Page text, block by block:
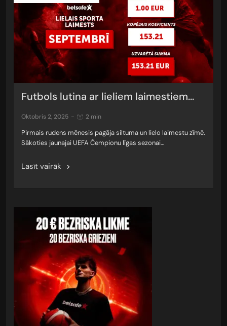
Futbols lutina ar lieliem laimestiem...
oktobris 2, 2025 - 2 min
Pirmais rudens mēnesis pagāja siltuma un lielo laimestu zīmē.
Sākoties jaunajai UEFA Čempionu līgas sezonai…
Lasīt vairāk